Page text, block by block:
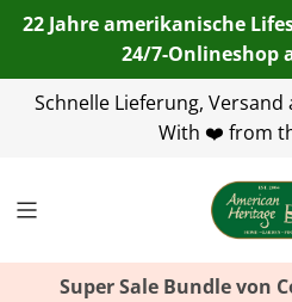
22 Jahre amerikanische
24/7-Onlineshop
Schnelle Lieferung, Versand
With ❤️ from
+49(0)821 455 254 00
heritage.de
Super Sale Bundle von